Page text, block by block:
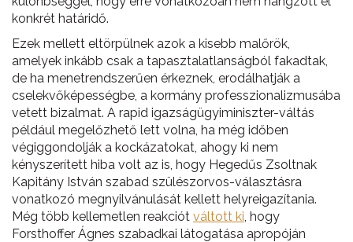
konkrét határidő.
Ezek mellett eltörpülnek azok a kisebb malőrök,
amelyek inkább csak a tapasztalatlanságból fakadtak,
de ha menetrendszerűen érkeznek, erodálhatják a
cselekvőképességbe, a kormány professzionalizmusába
vetett bizalmat. A rapid igazságügyiminiszter-váltás
például megelőzhető lett volna, ha még időben
végiggondolják a kockázatokat, ahogy ki nem
kényszerített hiba volt az is, hogy Hegedűs Zsoltnak
Kapitány István szabad szülészorvos-választásra
vonatkozó megnyilvánulását kellett helyreigazítania.
Még több kellemetlen reakciót váltott ki, hogy
Forsthoffer Ágnes szabadkai látogatása apropóján